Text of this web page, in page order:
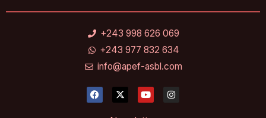
+243 998 626 069
+243 977 832 634
info@apef-asbl.com
F
a
X
-
Y
o
I
n